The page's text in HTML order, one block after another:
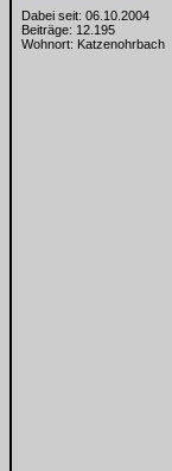
Dabei seit: 06.10.2004
Beiträge: 12.195
Wohnort: Katzenohrbach